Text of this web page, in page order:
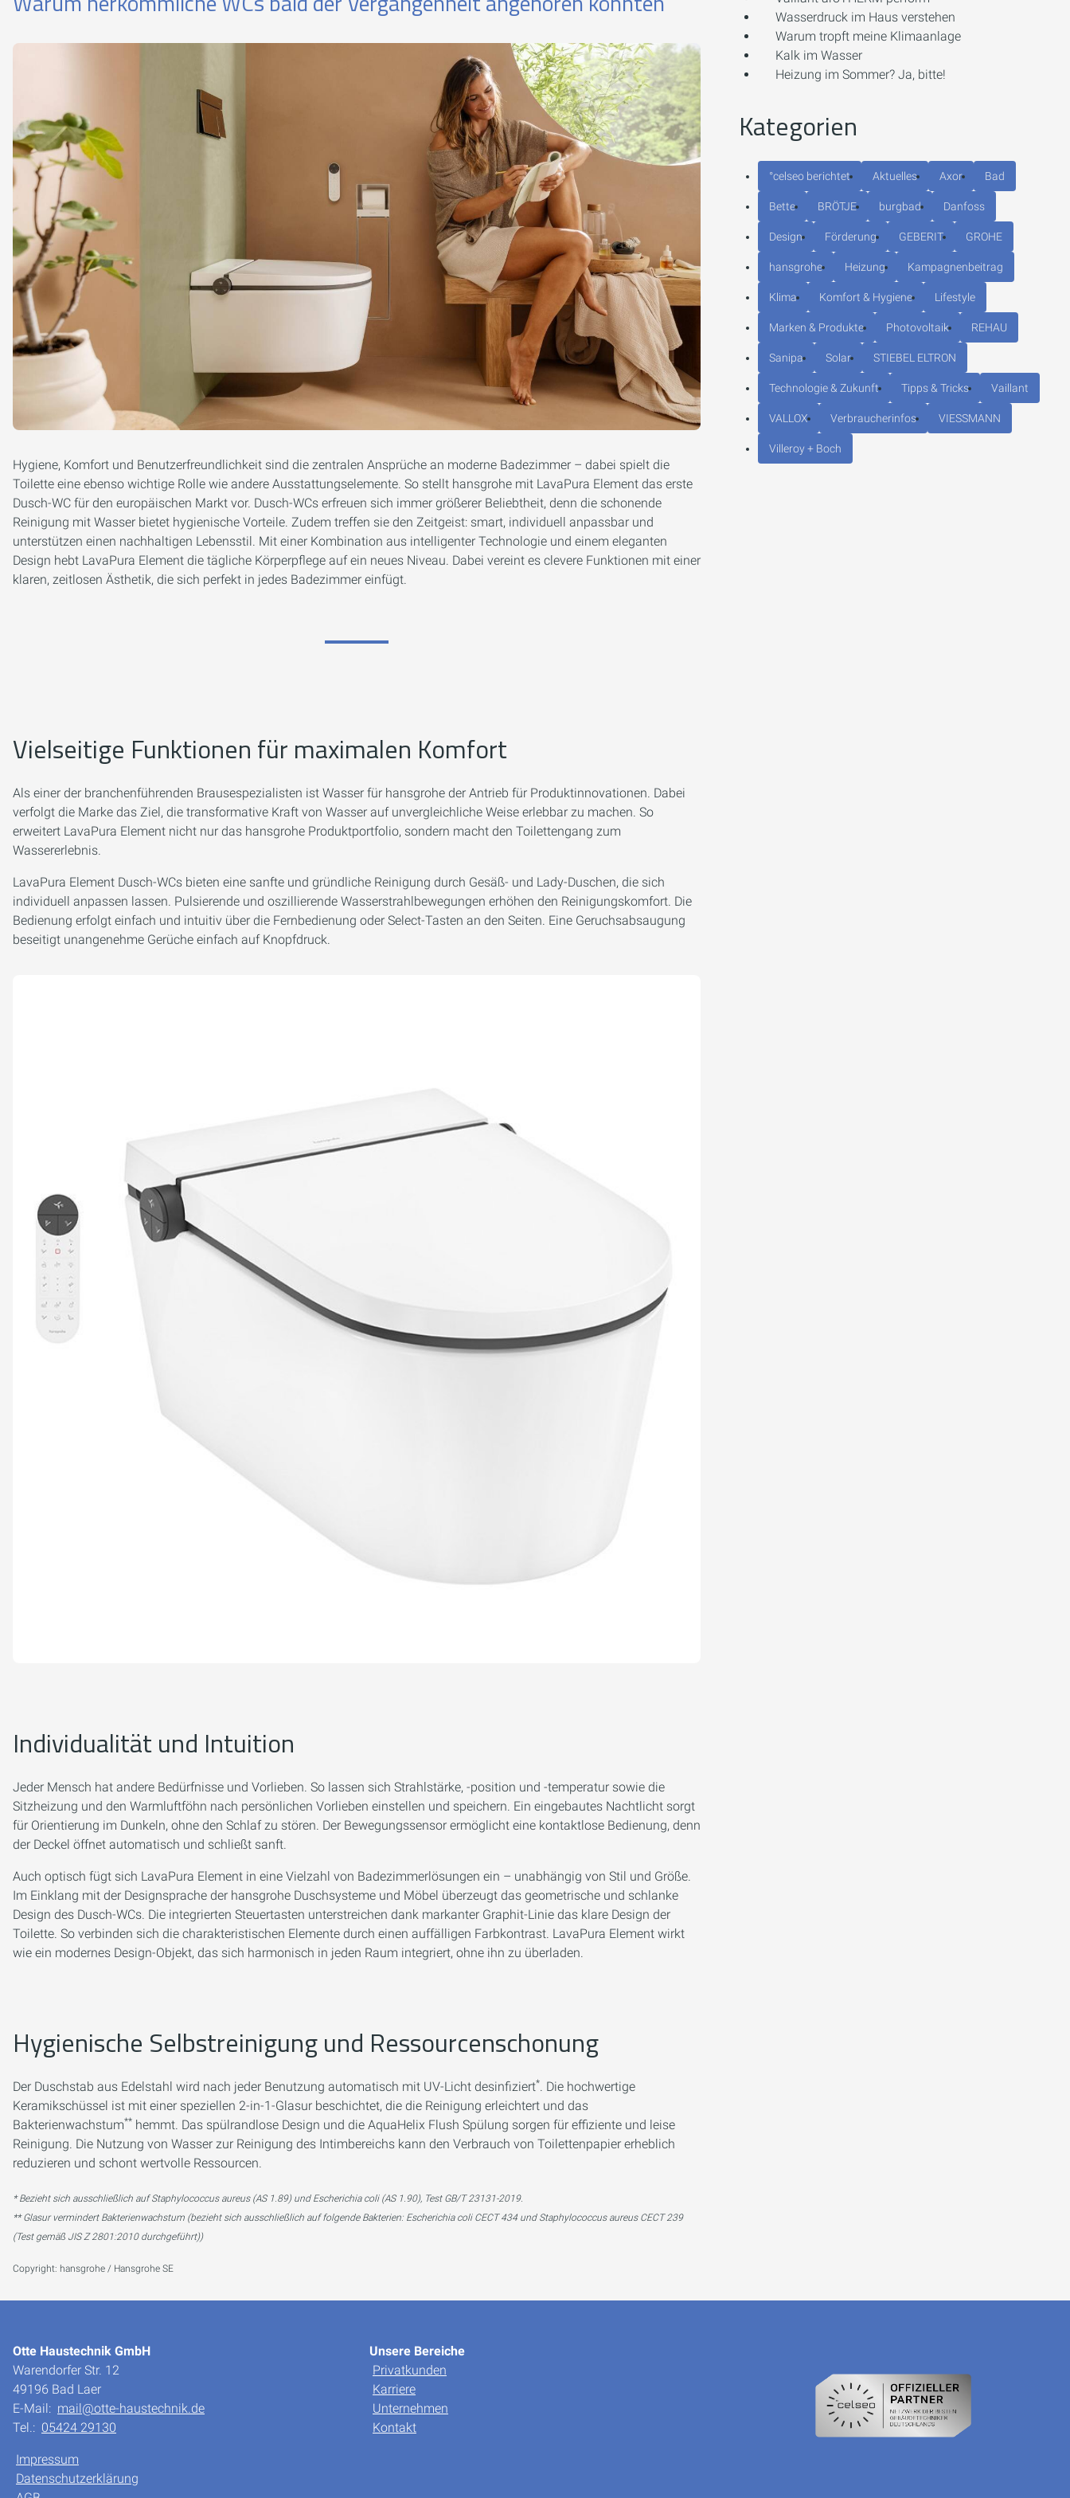
Hygiene, Komfort und Benutzerfreundlichkeit sind die zentralen Ansprüche an moderne Badezimmer – dabei spielt die
Toilette eine ebenso wichtige Rolle wie andere Ausstattungselemente. So stellt hansgrohe mit LavaPura Element das erste
Dusch-WC für den europäischen Markt vor. Dusch-WCs erfreuen sich immer größerer Beliebtheit, denn die schonende
Reinigung mit Wasser bietet hygienische Vorteile. Zudem treffen sie den Zeitgeist: smart, individuell anpassbar und
unterstützen einen nachhaltigen Lebensstil. Mit einer Kombination aus intelligenter Technologie und einem eleganten
Design hebt LavaPura Element die tägliche Körperpflege auf ein neues Niveau. Dabei vereint es clevere Funktionen mit einer
klaren, zeitlosen Ästhetik, die sich perfekt in jedes Badezimmer einfügt.
Vielseitige Funktionen für maximalen Komfort
Als einer der branchenführenden Brausespezialisten ist Wasser für hansgrohe der Antrieb für Produktinnovationen. Dabei
verfolgt die Marke das Ziel, die transformative Kraft von Wasser auf unvergleichliche Weise erlebbar zu machen. So
erweitert LavaPura Element nicht nur das hansgrohe Produktportfolio, sondern macht den Toilettengang zum
Wassererlebnis.
LavaPura Element Dusch-WCs bieten eine sanfte und gründliche Reinigung durch Gesäß- und Lady-Duschen, die sich
individuell anpassen lassen. Pulsierende und oszillierende Wasserstrahlbewegungen erhöhen den Reinigungskomfort. Die
Bedienung erfolgt einfach und intuitiv über die Fernbedienung oder Select-Tasten an den Seiten. Eine Geruchsabsaugung
beseitigt unangenehme Gerüche einfach auf Knopfdruck.
Individualität und Intuition
Jeder Mensch hat andere Bedürfnisse und Vorlieben. So lassen sich Strahlstärke, -position und -temperatur sowie die
Sitzheizung und den Warmluftföhn nach persönlichen Vorlieben einstellen und speichern. Ein eingebautes Nachtlicht sorgt
für Orientierung im Dunkeln, ohne den Schlaf zu stören. Der Bewegungssensor ermöglicht eine kontaktlose Bedienung, denn
der Deckel öffnet automatisch und schließt sanft.
Auch optisch fügt sich LavaPura Element in eine Vielzahl von Badezimmerlösungen ein – unabhängig von Stil und Größe.
Im Einklang mit der Designsprache der hansgrohe Duschsysteme und Möbel überzeugt das geometrische und schlanke
Design des Dusch-WCs. Die integrierten Steuertasten unterstreichen dank markanter Graphit-Linie das klare Design der
Toilette. So verbinden sich die charakteristischen Elemente durch einen auffälligen Farbkontrast. LavaPura Element wirkt
wie ein modernes Design-Objekt, das sich harmonisch in jeden Raum integriert, ohne ihn zu überladen.
Hygienische Selbstreinigung und Ressourcenschonung
Der Duschstab aus Edelstahl wird nach jeder Benutzung automatisch mit UV-Licht desinfiziert*. Die hochwertige
Keramikschüssel ist mit einer speziellen 2-in-1-Glasur beschichtet, die die Reinigung erleichtert und das
Bakterienwachstum** hemmt. Das spülrandlose Design und die AquaHelix Flush Spülung sorgen für effiziente und leise
Reinigung. Die Nutzung von Wasser zur Reinigung des Intimbereichs kann den Verbrauch von Toilettenpapier erheblich
reduzieren und schont wertvolle Ressourcen.
* Bezieht sich ausschließlich auf Staphylococcus aureus (AS 1.89) und Escherichia coli (AS 1.90), Test GB/T 23131-2019.
** Glasur vermindert Bakterienwachstum (bezieht sich ausschließlich auf folgende Bakterien: Escherichia coli CECT 434 und Staphylococcus aureus CECT 239
(Test gemäß JIS Z 2801:2010 durchgeführt))
Copyright: hansgrohe / Hansgrohe SE
Wasserdruck im Haus verstehen
Warum tropft meine Klimaanlage
Kalk im Wasser
Heizung im Sommer? Ja, bitte!
Kategorien
°celseo berichtet Aktuelles Axor Bad
Bette BRÖTJE burgbad Danfoss
Design Förderung GEBERIT GROHE
hansgrohe Heizung Kampagnenbeitrag
Klima Komfort & Hygiene Lifestyle
Marken & Produkte Photovoltaik REHAU
Sanipa Solar STIEBEL ELTRON
Technologie & Zukunft Tipps & Tricks Vaillant
VALLOX Verbraucherinfos VIESSMANN
Villeroy + Boch
Otte Haustechnik GmbH
Warendorfer Str. 12
49196 Bad Laer
E-Mail: mail@otte-haustechnik.de
Tel.: 05424 29130
Impressum
Datenschutzerklärung
Unsere Bereiche
Privatkunden
Karriere
Unternehmen
Kontakt